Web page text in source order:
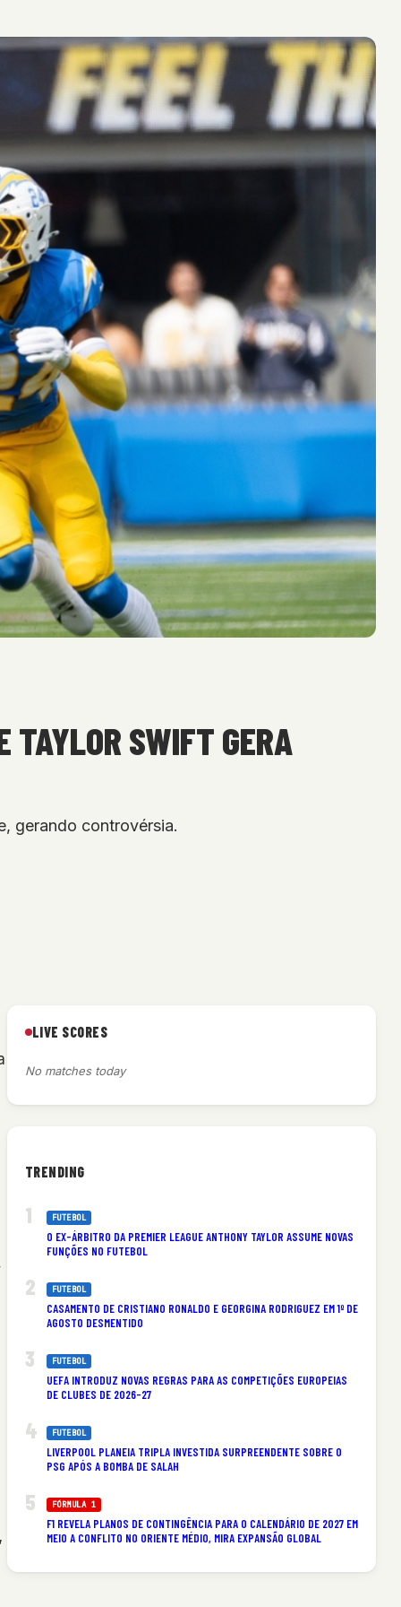
TAYLOR SWIFT GERA
gerando controvérsia.
LIVE SCORES
No matches today
TRENDING
FUTEBOL
O EX-ÁRBITRO DA PREMIER LEAGUE ANTHONY TAYLOR ASSUME NOVAS
FUNÇÕES NO FUTEBOL
FUTEBOL
CASAMENTO DE CRISTIANO RONALDO E GEORGINA RODRIGUEZ EM 1º DE
AGOSTO DESMENTIDO
FUTEBOL
UEFA INTRODUZ NOVAS REGRAS PARA AS COMPETIÇÕES EUROPEIAS
DE CLUBES DE 2026-27
FUTEBOL
LIVERPOOL PLANEIA TRIPLA INVESTIDA SURPREENDENTE SOBRE O
PSG APÓS A BOMBA DE SALAH
FÓRMULA 1
F1 REVELA PLANOS DE CONTINGÊNCIA PARA O CALENDÁRIO DE 2027 EM
MEIO A CONFLITO NO ORIENTE MÉDIO, MIRA EXPANSÃO GLOBAL